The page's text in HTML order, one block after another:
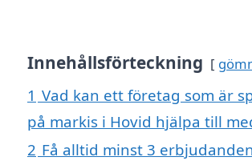
Innehållsförteckning
1 Vad kan ett företag som är
på markis i Hovid hjälpa till
2 Få alltid minst 3